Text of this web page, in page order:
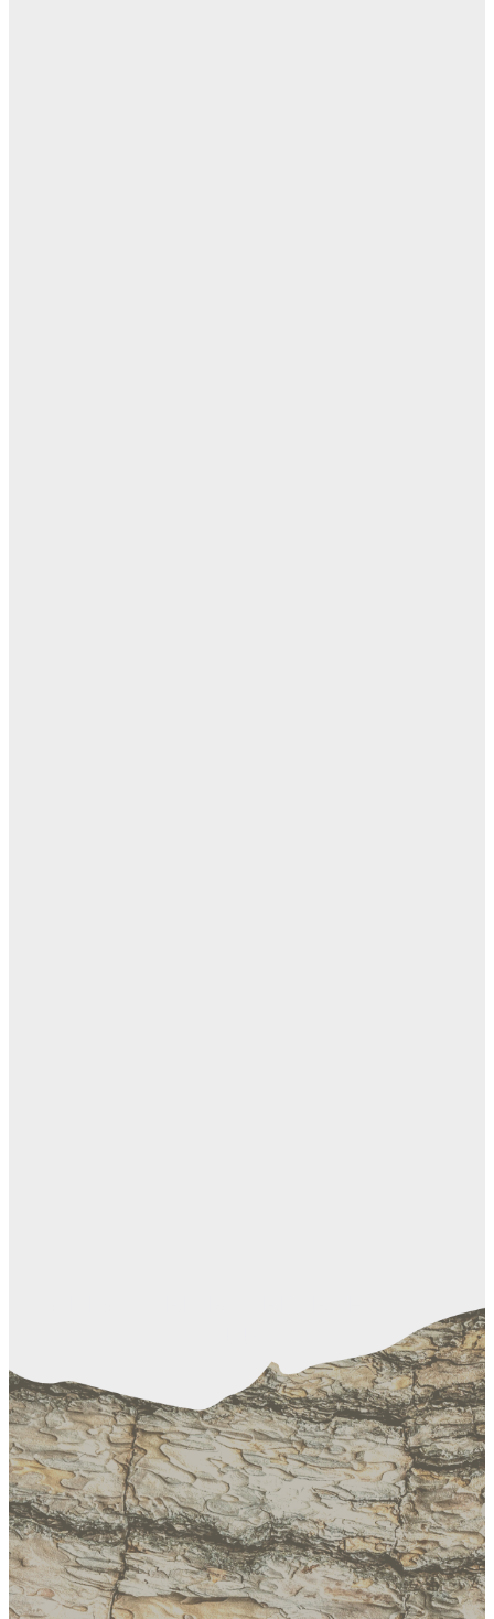
Fredagsglasset 11. december
Fredagsglasset 13. november
Mortensaften 10. november
Fredagsglasset 16. oktober